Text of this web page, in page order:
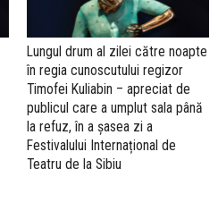
Lungul drum al zilei către noapte
în regia cunoscutului regizor
Timofei Kuliabin – apreciat de
publicul care a umplut sala până
la refuz, în a șasea zi a
Festivalului Internațional de
Teatru de la Sibiu